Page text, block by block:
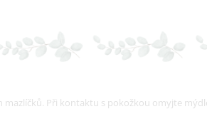
Při kontaktu s pokožkou omyjte